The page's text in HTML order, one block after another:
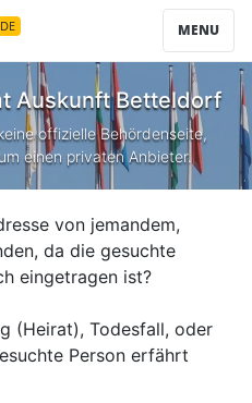
DE MENU
AuskunftBetteldorf
offizielle Behördenseite,
einen privaten Anbieter.
von jemandem,
da die gesuchte
eingetragen ist?
(Heirat), Todesfall, oder
Person erfährt